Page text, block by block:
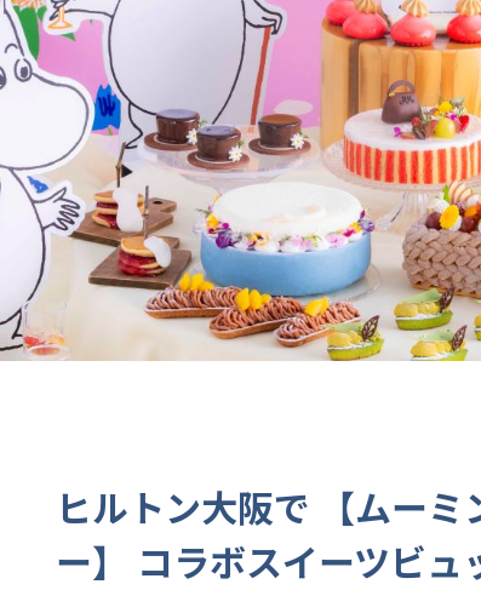
ヒルトン大阪で 【ムーミ
ー】 コラボスイーツビュ